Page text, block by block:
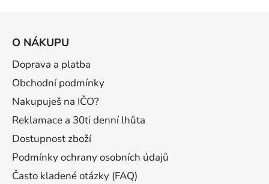
O NÁKUPU
Doprava a platba
Obchodní podmínky
Nakupuješ na IČO?
Reklamace a 30ti denní lhůta
Dostupnost zboží
Podmínky ochrany osobních údajů
Často kladené otázky (FAQ)